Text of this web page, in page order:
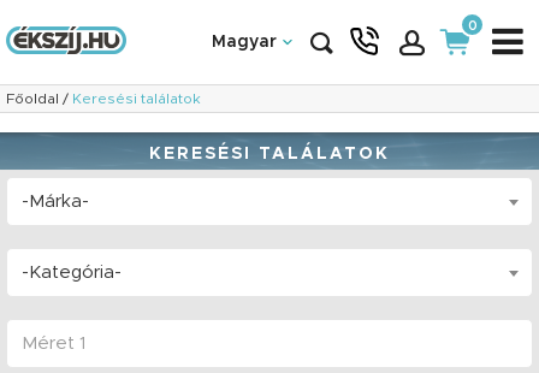
Magyar
0
Főoldal / Keresési találatok
KERESÉSI TALÁLATOK
-Márka-
-Kategória-